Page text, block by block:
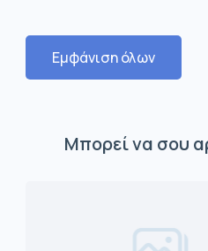
Εμφάνιση όλων
Μπορεί να σου